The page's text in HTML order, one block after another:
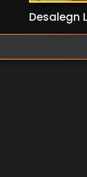
Desalegn